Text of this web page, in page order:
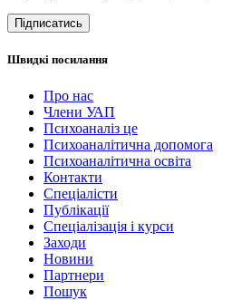
Підписатись
Швидкі посилання
Про нас
Члени УАП
Психоаналіз це
Психоаналітична допомога
Психоаналітична освіта
Контакти
Спеціалісти
Публікації
Cпеціалізація і курси
Заходи
Новини
Партнери
Пошук